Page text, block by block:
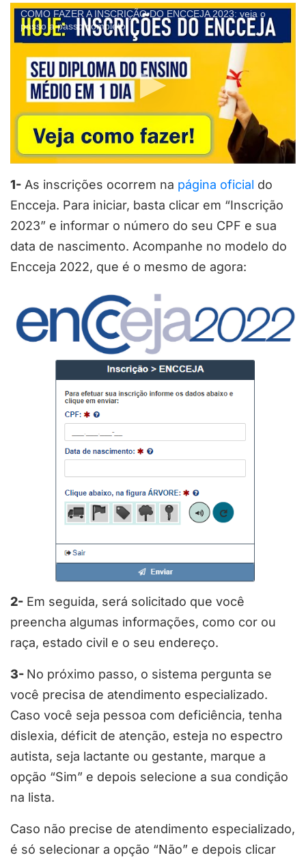
COMO FAZER A INSCRIÇÃO DO ENCCEJA 2023: veja o
passo a passo completo
1- As inscrições ocorrem na página oficial do
Encceja. Para iniciar, basta clicar em “Inscrição
2023” e informar o número do seu CPF e sua
data de nascimento. Acompanhe no modelo do
Encceja 2022, que é o mesmo de agora:
2- Em seguida, será solicitado que você
preencha algumas informações, como cor ou
raça, estado civil e o seu endereço.
3- No próximo passo, o sistema pergunta se
você precisa de atendimento especializado.
Caso você seja pessoa com deficiência, tenha
dislexia, déficit de atenção, esteja no espectro
autista, seja lactante ou gestante, marque a
opção “Sim” e depois selecione a sua condição
na lista.
Caso não precise de atendimento especializado,
é só selecionar a opção “Não” e depois clicar